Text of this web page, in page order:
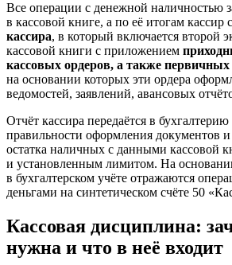
Все операции с денежной наличностью
в кассовой книге, а по её итогам кассир
кассира, в который включается второй
кассовой книги с приложением
кассовых ордеров, а также
на основании которых эти ордера
ведомостей, заявлений, авансовых
Отчёт кассира передаётся в
правильности оформления документов и
остатка наличных с данными кассовой
и установленным лимитом. На
в бухгалтерском учёте отражаются
деньгами на синтетическом счёте 50
Кассовая дисциплина:
нужна и что в неё входит